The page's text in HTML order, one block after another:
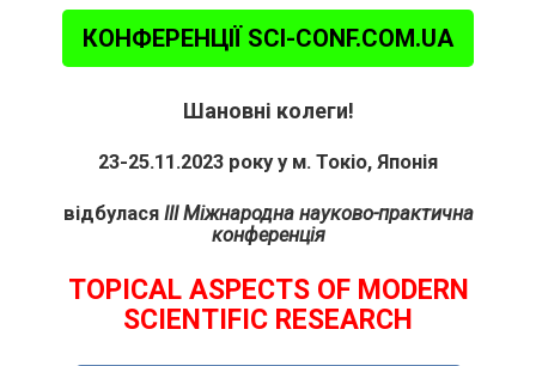
КОНФЕРЕНЦІЇ SCI-CONF.COM.UA
Шановні колеги!
23-25.11.2023 року у м. Токіо, Японія
відбулася III Міжнародна науково-практична
конференція
TOPICAL ASPECTS OF MODERN
SCIENTIFIC RESEARCH